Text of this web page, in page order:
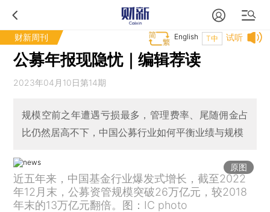
财新周刊 试听
T中
English
公募年报现隐忧｜编辑荐读
2023年04月10日第14期
规模空前之年遭遇亏损最多，管理费率、尾随佣金占
比仍然居高不下，中国公募行业如何平衡业绩与规模
原图
近五年来，中国基金行业爆发式增长，截至2022
年12月末，公募资管规模突破26万亿元，较2018
年末的13万亿元翻倍。图：IC photo